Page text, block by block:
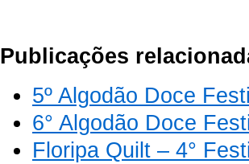
Publicações
5º Algodão Doce
6° Algodão Doce
Floripa Quilt – 4°